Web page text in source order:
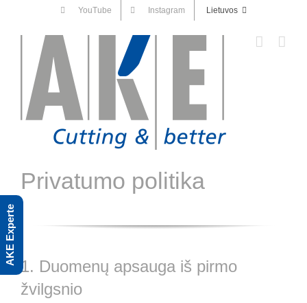
content
YouTube Instagram Lietuvos
Privatumo politika
1. Duomenų apsauga iš pirmo
žvilgsnio
AKE Experte